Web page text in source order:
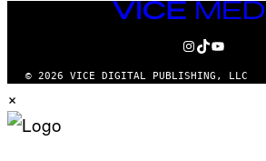
VICE
MEDIA
INSTAGRAM
TIKTOK
YOUTUBE
© 2026 VICE DIGITAL PUBLISHING, LLC
×